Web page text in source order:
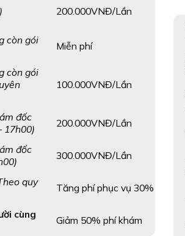
200.000VNĐ/Lần
còn gói
Miễn phí
còn gói
100.000VNĐ/Lần
đốc
17h00)
200.000VNĐ/Lần
đốc
300.000VNĐ/Lần
quy
Tăng phí phục vụ 30%
cùng
Giảm 50% phí khám